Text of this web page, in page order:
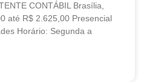
CONTÁBIL Brasília,
até R$ 2.625,00 Presencial
Horário: Segunda a